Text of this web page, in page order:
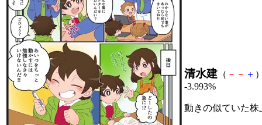
清水建 （ － － ＋
-3.993%
動きの似ていた